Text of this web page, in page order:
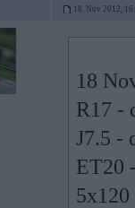
18. Nov 2012,
18
R17 -
J7.5 -
ET20